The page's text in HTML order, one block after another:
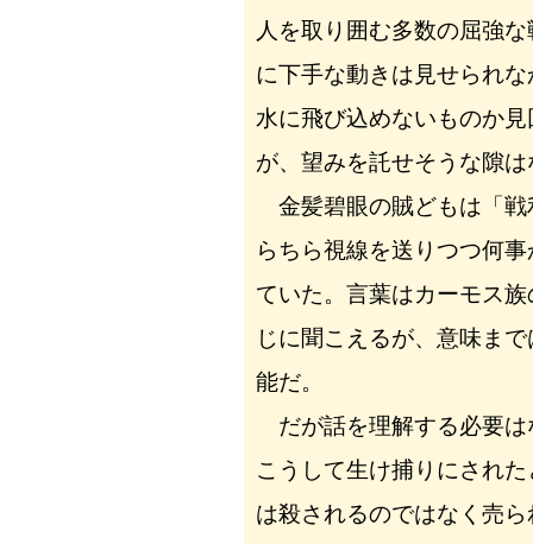
人を取り囲む多数の屈強
に下手な動きは見せられ
水に飛び込めないものか
が、望みを託せそうな隙は
金髪碧眼の賊どもは「戦
らちら視線を送りつつ何
ていた。言葉はカーモス
じに聞こえるが、意味ま
能だ。
だが話を理解する必要は
こうして生け捕りにされ
は殺されるのではなく売